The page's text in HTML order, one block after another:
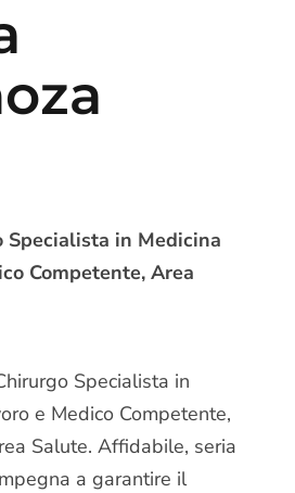
Specialista in Medicina
Competente, Area
Specialista in
e Medico Competente,
Salute. Affidabile, seria
a garantire il